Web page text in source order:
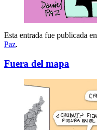
Esta entrada fue publicada en
Paz.
Fuera del mapa